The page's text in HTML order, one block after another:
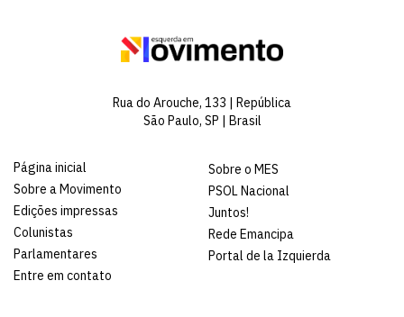
Rua do Arouche, 133 | República
São Paulo, SP | Brasil
Página inicial
Sobre a Movimento
Edições impressas
Colunistas
Parlamentares
Entre em contato
Sobre o MES
PSOL Nacional
Juntos!
Rede Emancipa
Portal de la Izquierda